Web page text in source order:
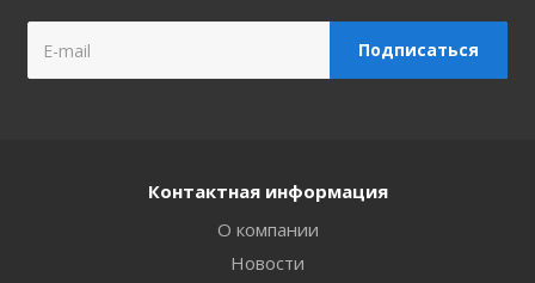
Контактная информация
О компании
Новости